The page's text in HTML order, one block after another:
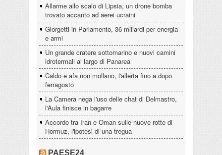
Allarme allo scalo di Lipsia, un drone bomba
trovato accanto ad aerei ucraini
Giorgetti in Parlamento, 36 miliardi per energia
e armi
Un grande cratere sottomarino e nuovi camini
idrotermali al largo di Panarea
Caldo e afa non mollano, l'allerta fino a dopo
ferragosto
La Camera nega l'uso delle chat di Delmastro,
l'Aula finisce in bagarre
Accordo tra Iran e Oman sulle nuove rotte di
Hormuz, l'ipotesi di una tregua
PAESE24